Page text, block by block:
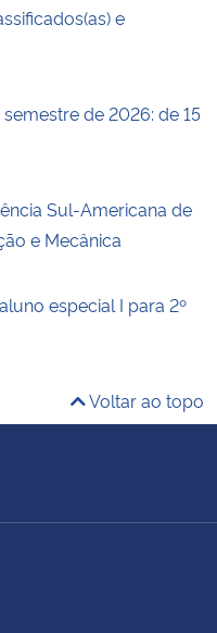
e
de 2026: de 15
Sul-Americana de
e Mecânica
especial I para 2º
Voltar ao topo